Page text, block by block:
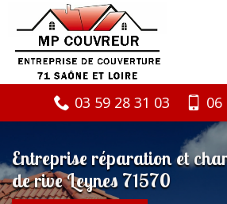
03 59 28 31 03 06
Entreprise réparation et
de rive Leynes 71570